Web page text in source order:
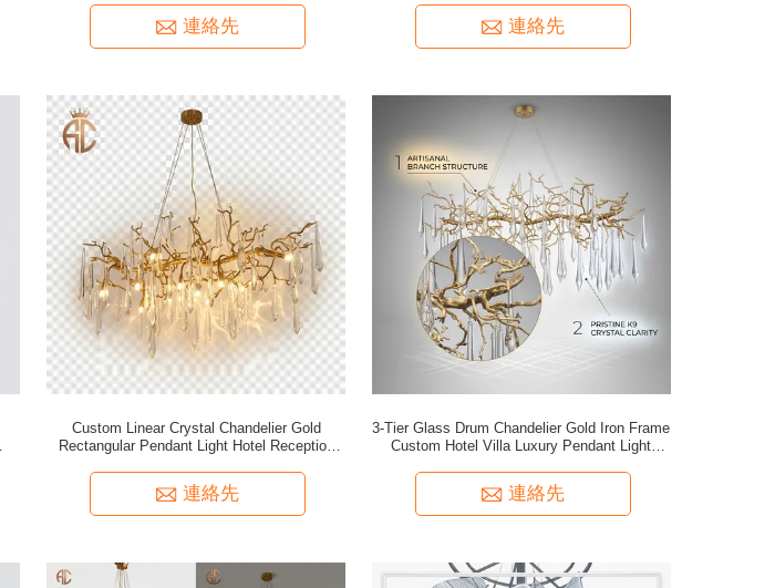
連絡先 連絡先
Custom Linear Crystal Chandelier Gold
Rectangular Pendant Light Hotel Reception
連絡先
3-Tier Glass Drum Chandelier Gold Iron Frame
Custom Hotel Villa Luxury Pendant Light
連絡先